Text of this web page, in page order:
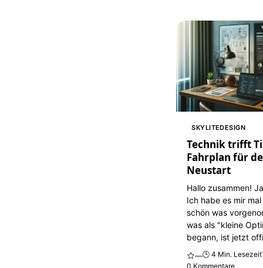
SKYLITEDESIGN
Technik trifft
Fahrplan für
Neustart
Hallo zusammen!
Ich habe es mir
schön was
was als "kleine
begann, ist jetzt
—🕒 4 Min. Lesezeit
0 Kommentare